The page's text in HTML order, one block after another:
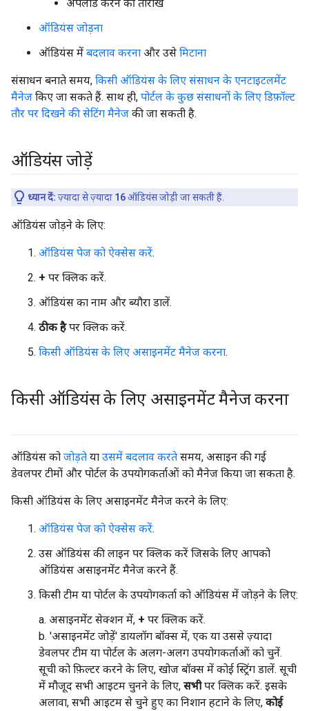
अपलोड करने की तारीख
ऑडियंस जोड़ना
ऑडियंस में बदलाव करना और उसे मिटाना
संसाधन बनाते समय, किसी ऑडियंस के लिए संसाधन के एनटाइटलमेंट
मैनेज किए जा सकते हैं. साथ ही, पोर्टल के कुछ संसाधनों के लिए डिफ़ॉल्ट
तौर पर दिखने की सेटिंग मैनेज की जा सकती है.
ऑडियंस जोड़ें
ध्यान दें: ज़्यादा से ज़्यादा 16ऑडियंस जोड़ी जा सकती हैं.
ऑडियंस जोड़ने के लिए:
ऑडियंस पेज को ऐक्सेस करें.
+ पर क्लिक करें.
ऑडियंस का नाम और ब्यौरा डालें.
ठीक हैपर क्लिक करें.
किसी ऑडियंस के लिए असाइनमेंट मैनेज करना.
किसी ऑडियंस के लिए असाइनमेंट मैनेज करना
ऑडियंस को जोड़ते या उसमें बदलाव करते समय, असाइन की गई
डेवलपर टीमों और पोर्टल के उपयोगकर्ताओं को मैनेज किया जा सकता है.
किसी ऑडियंस के लिए असाइनमेंट मैनेज करने के लिए:
ऑडियंस पेज को ऐक्सेस करें.
उस ऑडियंस की लाइन पर क्लिक करें जिसके लिए आपको
ऑडियंस असाइनमेंट मैनेज करने हैं.
किसी टीम या पोर्टल के उपयोगकर्ता को ऑडियंस में जोड़ने के लिए:
a. असाइनमेंट सेक्शन में, + पर क्लिक करें.
b. 'असाइनमेंट जोड़ें' डायलॉग बॉक्स में, एक या उससे ज़्यादा
डेवलपर टीम या पोर्टल के अलग-अलग उपयोगकर्ताओं को चुनें.
सूची को फ़िल्टर करने के लिए, खोज बॉक्स में कोई स्ट्रिंग डालें. सूची
में मौजूद सभी आइटम चुनने के लिए, सभीपर क्लिक करें. इसके
अलावा, सभी आइटम से चुने हुए का निशान हटाने के लिए, कोई